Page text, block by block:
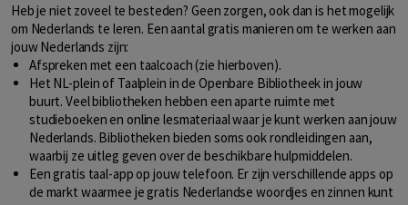
Heb je niet zoveel te besteden? Geen zorgen, ook dan is het mogelijk
om Nederlands te leren. Een aantal gratis manieren om te werken aan
jouw Nederlands zijn:
Afspreken met een taalcoach (zie hierboven).
Het NL-plein of Taalplein in de Openbare Bibliotheek in jouw
buurt. Veel bibliotheken hebben een aparte ruimte met
studieboeken en online lesmateriaal waar je kunt werken aan jouw
Nederlands. Bibliotheken bieden soms ook rondleidingen aan,
waarbij ze uitleg geven over de beschikbare hulpmiddelen.
Een gratis taal-app op jouw telefoon. Er zijn verschillende apps op
de markt waarmee je gratis Nederlandse woordjes en zinnen kunt